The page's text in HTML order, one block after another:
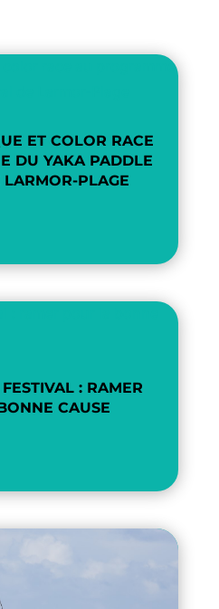
ET COLOR RACE
DU YAKA PADDLE
LARMOR-PLAGE
: RAMER
CAUSE